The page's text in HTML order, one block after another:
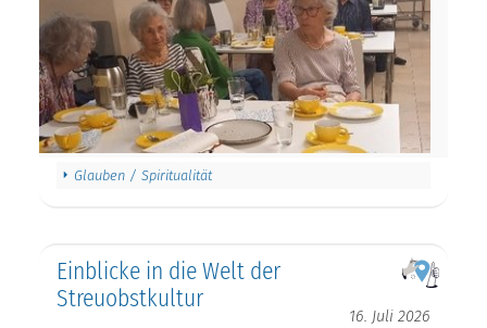
Glauben / Spiritualität
Einblicke in die Welt der
Streuobstkultur
16. Juli 2026